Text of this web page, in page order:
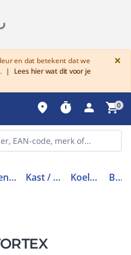
en dat betekent dat we
|
Lees hier wat dit voor je
×
place timer person shopping_cart0
Kasten/lessenaars toebehoren Kast / lessenaar klimatisering Koelunit kast / lessenaar BP4615SS